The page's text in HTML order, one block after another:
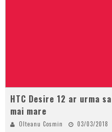
HTC Desire 12 ar urma
mai mare
Olteanu Cosmin
03/03/2018